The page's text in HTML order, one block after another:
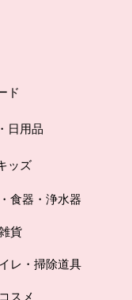
ド
日用品
ッズ
食器・浄水器
貨
レ・掃除道具
スメ